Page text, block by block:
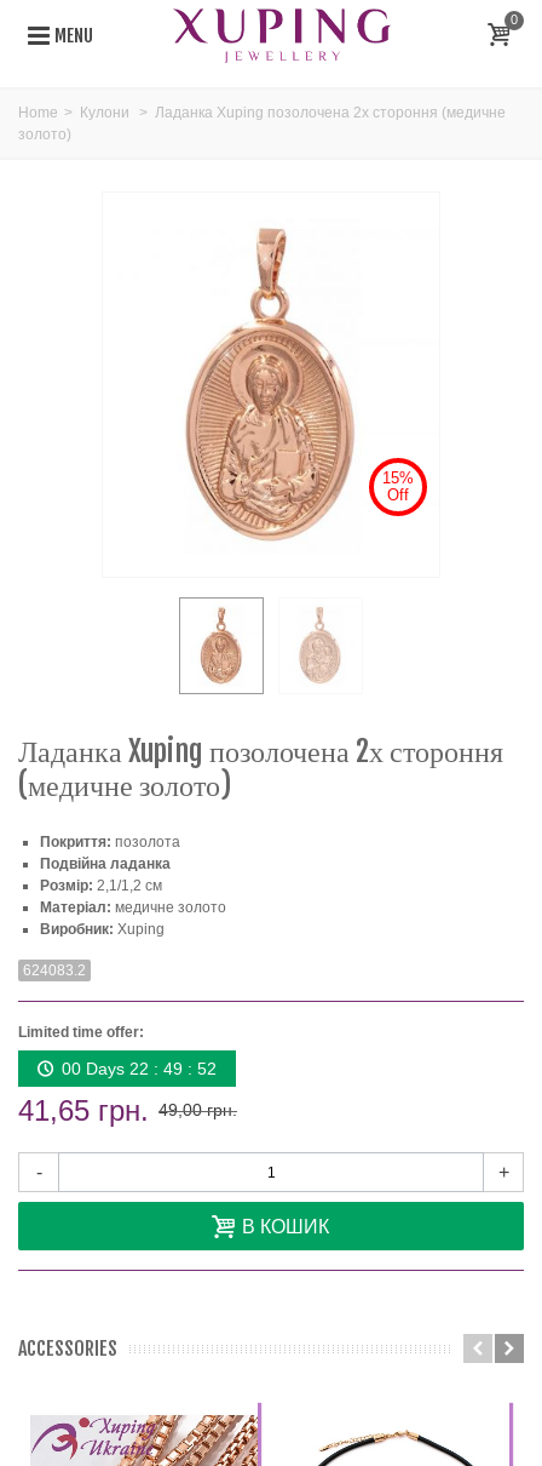
MENU
0
Home > Кулони > Ладанка Xuping позолочена 2х стороння (медичне
золото)
15%
Off
Ладанка Xuping позолочена 2х стороння
(медичне золото)
Покриття: позолота
Подвійна ладанка
Розмір: 2,1/1,2 см
Матеріал: медичне золото
Виробник: Xuping
624083.2
Limited time offer:
00 Days 22 : 49 : 52
41,65 грн. 49,00 грн.
- +
В КОШИК
ACCESSORIES